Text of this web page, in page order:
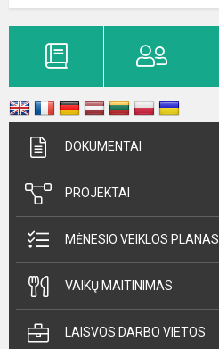
DOKUMENTAI
PROJEKTAI
MĖNESIO VEIKLOS PLANAS
VAIKŲ MAITINIMAS
LAISVOS DARBO VIETOS